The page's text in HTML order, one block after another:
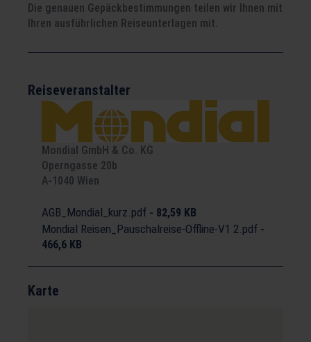
Die genauen Gepäckbestimmungen teilen wir Ihnen mit
Ihren ausführlichen Reiseunterlagen mit.
Reiseveranstalter
Mondial GmbH & Co. KG
Operngasse 20b
A-1040 Wien
AGB_Mondial_kurz.pdf - 82,59 KB
Mondial Reisen_Pauschalreise-Offline-V1 2.pdf -
466,6 KB
Karte